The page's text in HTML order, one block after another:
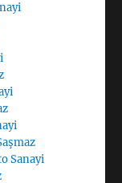
Sanayi